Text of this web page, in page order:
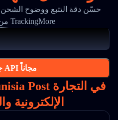
حسّن دقة التتبع ووضوح الشحن
Tunisia Post من TrackingMore
جرب الـ API مجاناً
الإلكترونية